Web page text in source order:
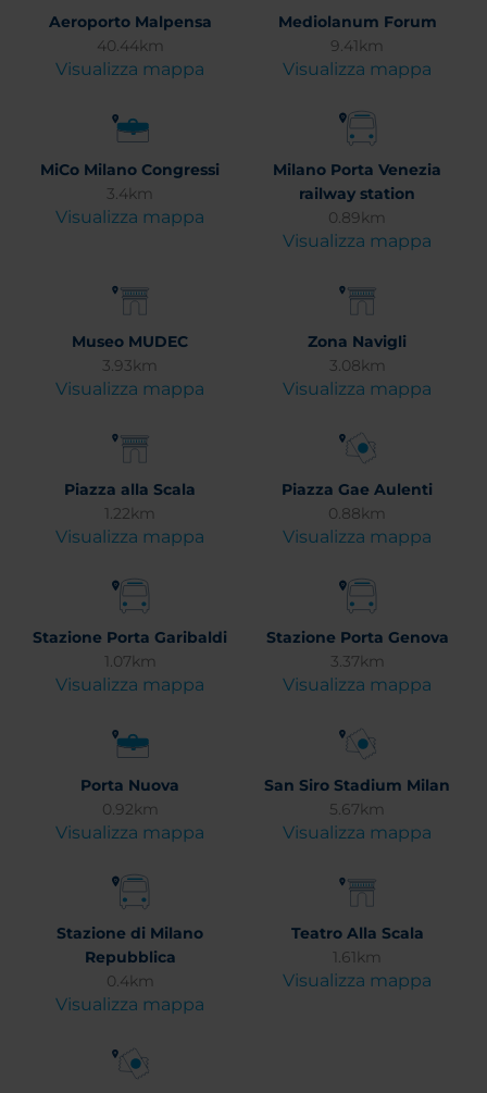
Aeroporto Malpensa
40.44km
Visualizza mappa
Mediolanum Forum
9.41km
Visualizza mappa
MiCo Milano Congressi
3.4km
Visualizza mappa
Milano Porta Venezia
railway station
0.89km
Visualizza mappa
Museo MUDEC
3.93km
Visualizza mappa
Zona Navigli
3.08km
Visualizza mappa
Piazza alla Scala
1.22km
Visualizza mappa
Piazza Gae Aulenti
0.88km
Visualizza mappa
Stazione Porta Garibaldi
1.07km
Visualizza mappa
Stazione Porta Genova
3.37km
Visualizza mappa
Porta Nuova
0.92km
Visualizza mappa
San Siro Stadium Milan
5.67km
Visualizza mappa
Stazione di Milano
Repubblica
0.4km
Visualizza mappa
Teatro Alla Scala
1.61km
Visualizza mappa